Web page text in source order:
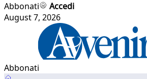
Abbonati
Accedi
August 7, 2026
Abbonati